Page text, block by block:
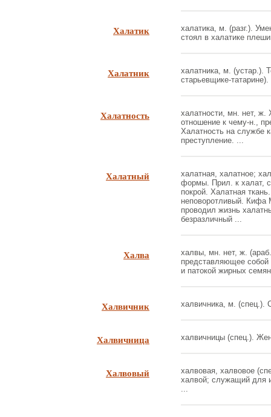
Халатик
халатика, м. (разг.).
стоял в халатике
Халатник
халатника, м. (устар.).
старьевщике-
Халатность
халатности, мн. нет, ж.
отношение к чему-н.,
Халатность на службе
преступление. ...
Халатный
халатная, халатное;
формы. Прил. к халат,
покрой. Халатная
неповоротливый. Кифа
проводил жизнь
безразличный ...
Халва
халвы, мн. нет, ж.
представляющее
и патокой жирных
Халвичник халвичника, м. (спец.).
Халвичница халвичницы (спец.).
Халвовый
халвовая, халвовое
халвой; служащий для
...